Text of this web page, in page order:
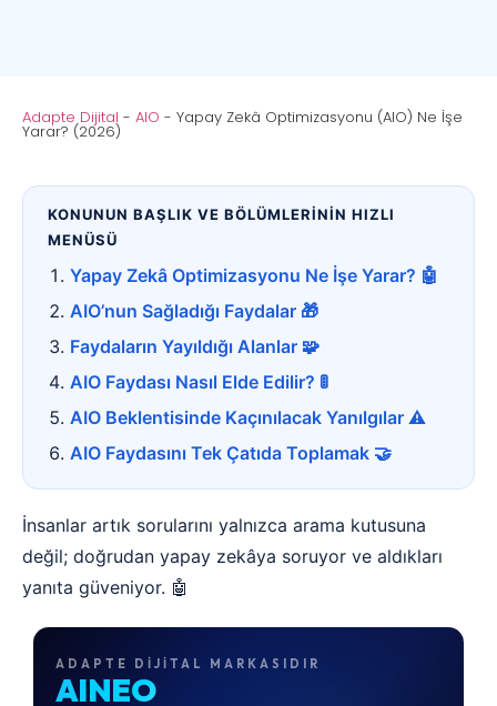
Adapte Dijital - AIO - Yapay Zekâ Optimizasyonu (AIO) Ne İşe
Yarar? (2026)
KONUNUN BAŞLIK VE BÖLÜMLERİNİN HIZLI
MENÜSÜ
Yapay Zekâ Optimizasyonu Ne İşe Yarar? 🤖
AIO’nun Sağladığı Faydalar 🎁
Faydaların Yayıldığı Alanlar 🧩
AIO Faydası Nasıl Elde Edilir? 🚦
AIO Beklentisinde Kaçınılacak Yanılgılar ⚠️
AIO Faydasını Tek Çatıda Toplamak 🤝
İnsanlar artık sorularını yalnızca arama kutusuna
değil; doğrudan yapay zekâya soruyor ve aldıkları
yanıta güveniyor. 🤖
ADAPTE DIJITAL MARKASIDIR
AINEO